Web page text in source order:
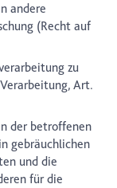
andere
(Recht auf
zu
Art.
der betroffenen
gebräuchlichen
und die
für die